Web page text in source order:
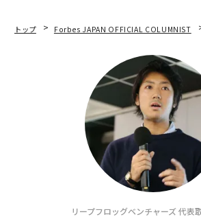
トップ Forbes JAPAN OFFICIAL COLUMNIST
リープフロッグベンチャーズ 代表